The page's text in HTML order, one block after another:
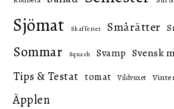
Sjömat Skafferiet Smårätter
Sommar Squash Svamp Svensk
Tips & Testat tomat Vildvuxet
Äpplen